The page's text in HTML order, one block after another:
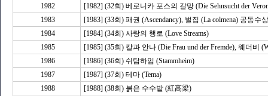
1982
[1982] (32회) 베로니카 포스의 갈망 (Die Sehnsucht der
1983
[1983] (33회) 패권 (Ascendancy), 벌집 (La colmena) 공동수상
1984
[1984] (34회) 사랑의 행로 (Love Streams)
1985
[1985] (35회) 칼과 안나 (Die Frau und der Fremde), 웨더비
1986
[1986] (36회) 쉬탐하임 (Stammheim)
1987
[1987] (37회) 테마 (Tema)
1988
[1988] (38회) 붉은 수수밭 (紅高梁)